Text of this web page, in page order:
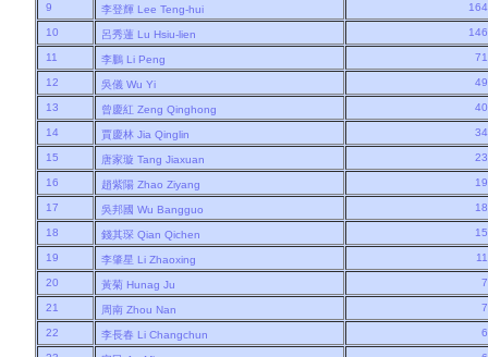
9 李登輝 Lee Teng-hui
10 呂秀蓮 Lu Hsiu-lien
11 李鵬 Li Peng
12 吳儀 Wu Yi
13 曾慶紅 Zeng Qinghong
14 賈慶林 Jia Qinglin
15 唐家璇 Tang Jiaxuan
16 趙紫陽 Zhao Ziyang
17 吳邦國 Wu Bangguo
18 錢其琛 Qian Qichen
19 李肇星 Li Zhaoxing
20 黃菊 Hunag Ju
21 周南 Zhou Nan
22 李長春 Li Changchun